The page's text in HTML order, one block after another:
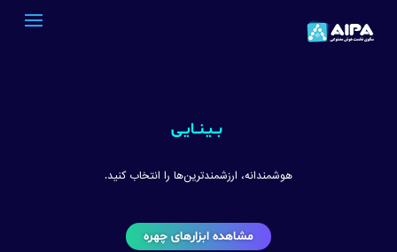
بــیـنــایـی
هوشمندانه، ارزشمندترین‌ها را انتخاب کنید.
مشاهده ابزارهای چهره